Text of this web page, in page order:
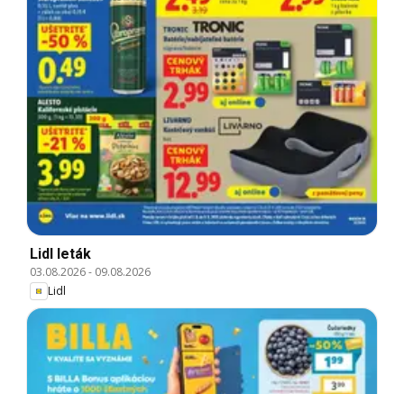
Lidl leták
03.08.2026- 09.08.2026
Lidl